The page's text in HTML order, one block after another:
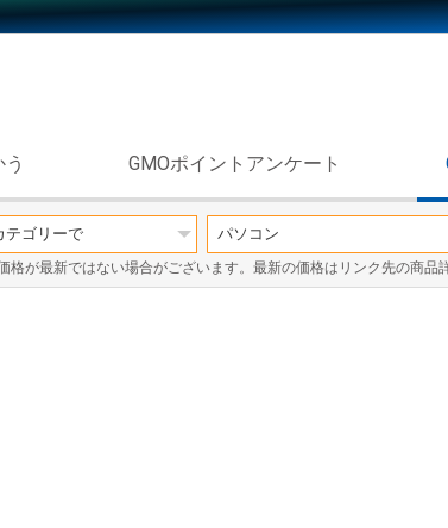
GMOポイントアンケート
格が最新ではない場合がございます。最新の価格はリンク先の商品